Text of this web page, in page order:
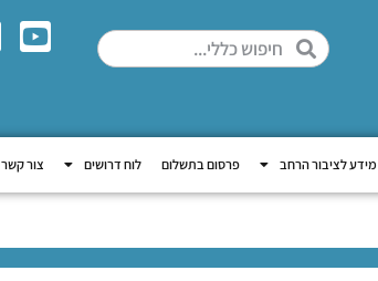
מידע לציבור הרחב פרסום בתשלום לוח דרושים צור קשר